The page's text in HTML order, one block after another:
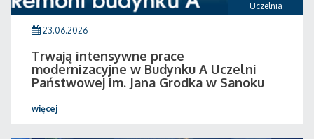
Uczelnia
23.06.2026
Trwają intensywne prace
modernizacyjne w Budynku A Uczelni
Państwowej im. Jana Grodka w Sanoku
więcej